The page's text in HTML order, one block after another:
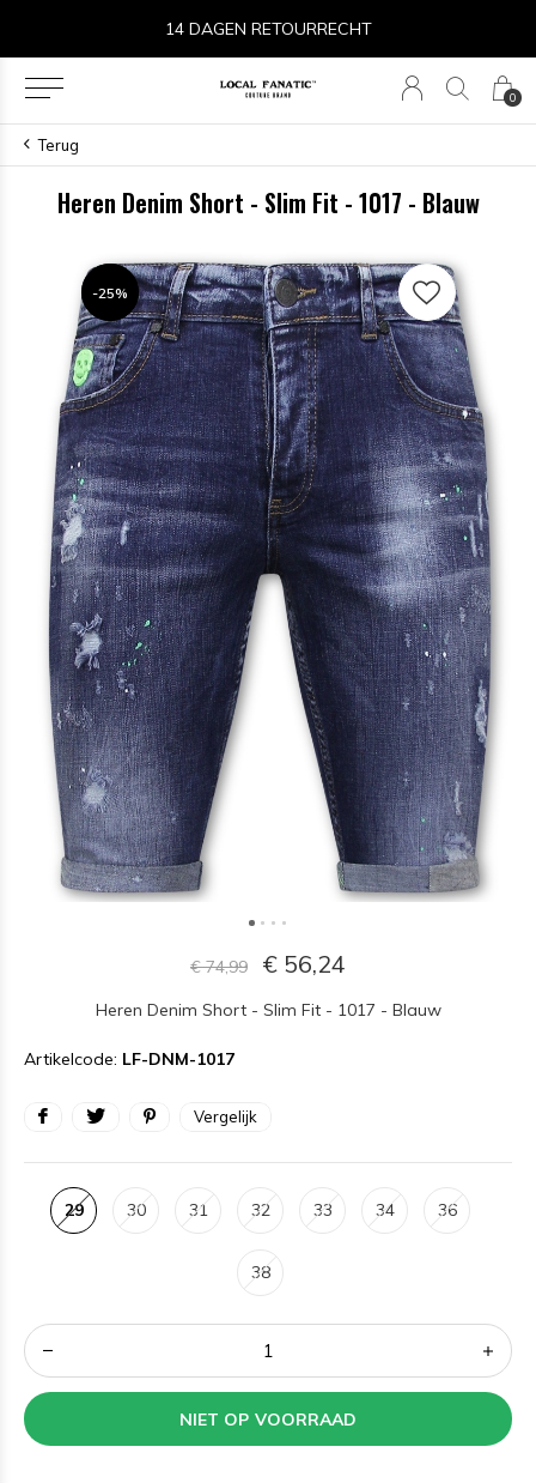
0
14 DAGEN RETOURRECHT
Terug
Heren Denim Short - Slim Fit - 1017 - Blauw
-25%
-25%
€ 74,99 € 56,24
Heren Denim Short - Slim Fit - 1017 - Blauw
Artikelcode: LF-DNM-1017
Vergelijk
29 30 31 32 33 34 36
38
NIET OP VOORRAAD